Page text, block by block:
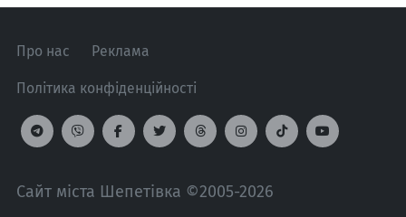
Про нас Реклама
Політика конфіденційності
Сайт міста Шепетівка ©2005-2026